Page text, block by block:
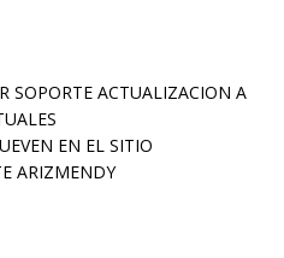
SOPORTE ACTUALIZACION A
EN EL SITIO
ARIZMENDY